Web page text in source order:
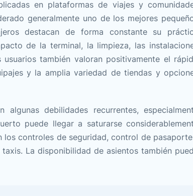
en plataformas de viajes y
generalmente uno de los mejores
destacan de forma constante su
de la terminal, la limpieza, las
también valoran positivamente el
y la amplia variedad de tiendas y
debilidades recurrentes,
puede llegar a saturarse
controles de seguridad, control de
La disponibilidad de asientos también